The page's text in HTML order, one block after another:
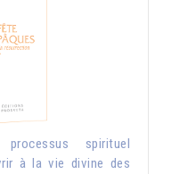
spirituel
à la vie divine des